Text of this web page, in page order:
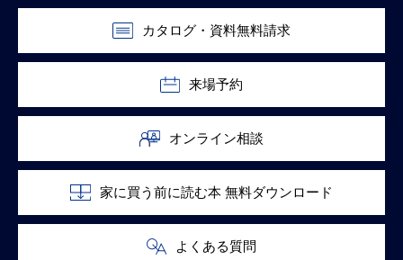
カタログ・資料無料請求
来場予約
オンライン相談
家に買う前に読む本 無料ダウンロード
よくある質問